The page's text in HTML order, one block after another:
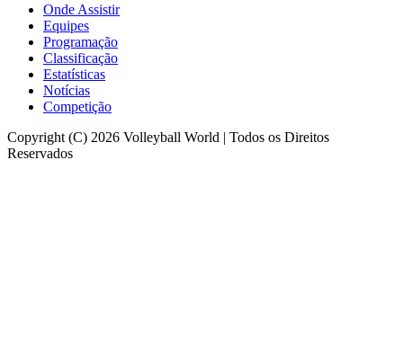
Onde Assistir
Equipes
Programação
Classificação
Estatísticas
Notícias
Competição
Copyright (C) 2026 Volleyball World | Todos os Direitos
Reservados